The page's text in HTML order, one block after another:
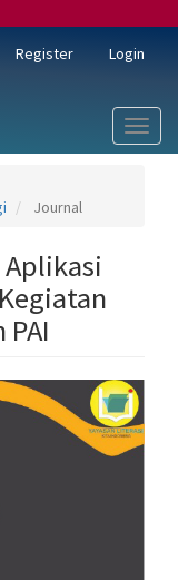
Register Login
Journal